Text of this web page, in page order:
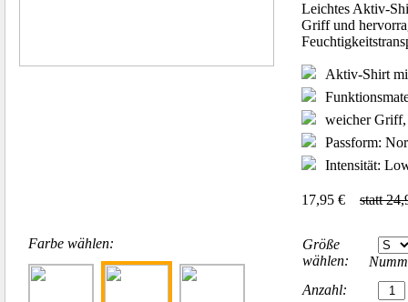
Leichtes Aktiv-
Griff und
Aktiv-Shirt
weicher Griff,
Passform:
Intensität:
17,95 € statt
Farbe wählen:
Größe
wählen:
Anzahl: